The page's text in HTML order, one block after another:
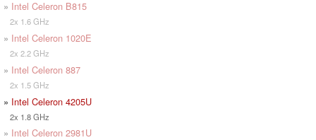
» Intel Celeron B815
2x 1.6 GHz
» Intel Celeron 1020E
2x 2.2 GHz
» Intel Celeron 887
2x 1.5 GHz
» Intel Celeron 4205U
2x 1.8 GHz
» Intel Celeron 2981U